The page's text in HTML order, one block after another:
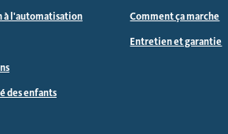
à l'automatisation
des enfants
Comment ça marche
Entretien et garantie